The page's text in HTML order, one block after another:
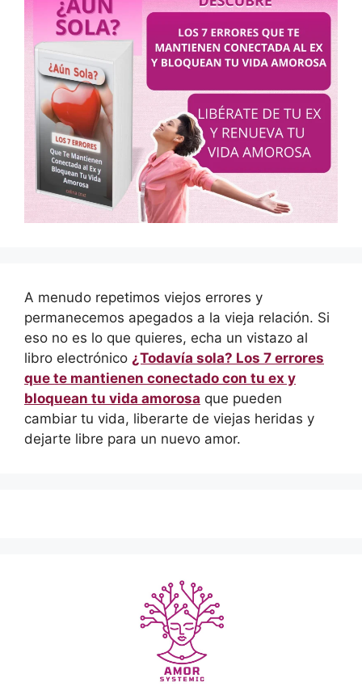
A menudo repetimos viejos errores y
permanecemos apegados a la vieja relación. Si
eso no es lo que quieres, echa un vistazo al
libro electrónico ¿Todavía sola? Los 7 errores
que te mantienen conectado con tu ex y
bloquean tu vida amorosa que pueden
cambiar tu vida, liberarte de viejas heridas y
dejarte libre para un nuevo amor.